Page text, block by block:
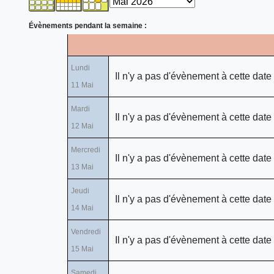
Évènements pendant la semaine :
Lundi
11 Mai
Il n'y a pas d'évènement à cette date
Mardi
12 Mai
Il n'y a pas d'évènement à cette date
Mercredi
13 Mai
Il n'y a pas d'évènement à cette date
Jeudi
14 Mai
Il n'y a pas d'évènement à cette date
Vendredi
15 Mai
Il n'y a pas d'évènement à cette date